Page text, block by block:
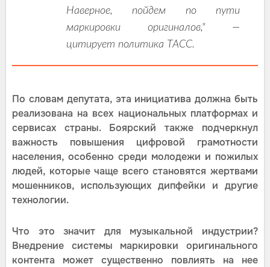
Наверное, пойдем по пути
маркировки оригиналов," —
цитирует политика ТАСС.
По словам депутата, эта инициатива должна быть
реализована на всех национальных платформах и
сервисах страны. Боярский также подчеркнул
важность повышения цифровой грамотности
населения, особенно среди молодежи и пожилых
людей, которые чаще всего становятся жертвами
мошенников, использующих дипфейки и другие
технологии.
Что это значит для музыкальной индустрии?
Внедрение системы маркировки оригинального
контента может существенно повлиять на нее